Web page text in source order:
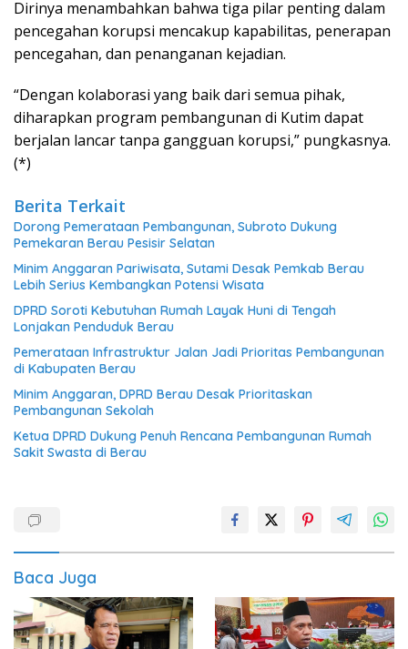
Dirinya menambahkan bahwa tiga pilar penting dalam
pencegahan korupsi mencakup kapabilitas, penerapan
pencegahan, dan penanganan kejadian.
“Dengan kolaborasi yang baik dari semua pihak,
diharapkan program pembangunan di Kutim dapat
berjalan lancar tanpa gangguan korupsi,” pungkasnya.
(*)
Berita Terkait
Dorong Pemerataan Pembangunan, Subroto Dukung
Pemekaran Berau Pesisir Selatan
Minim Anggaran Pariwisata, Sutami Desak Pemkab Berau
Lebih Serius Kembangkan Potensi Wisata
DPRD Soroti Kebutuhan Rumah Layak Huni di Tengah
Lonjakan Penduduk Berau
Pemerataan Infrastruktur Jalan Jadi Prioritas Pembangunan
di Kabupaten Berau
Minim Anggaran, DPRD Berau Desak Prioritaskan
Pembangunan Sekolah
Ketua DPRD Dukung Penuh Rencana Pembangunan Rumah
Sakit Swasta di Berau
Baca Juga